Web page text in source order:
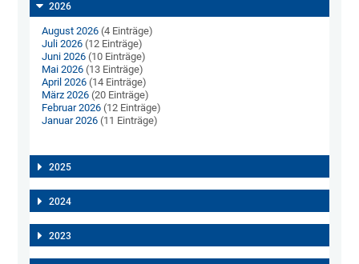
2026
August 2026 (4 Einträge)
Juli 2026 (12 Einträge)
Juni 2026 (10 Einträge)
Mai 2026 (13 Einträge)
April 2026 (14 Einträge)
März 2026 (20 Einträge)
Februar 2026 (12 Einträge)
Januar 2026 (11 Einträge)
2025
2024
2023